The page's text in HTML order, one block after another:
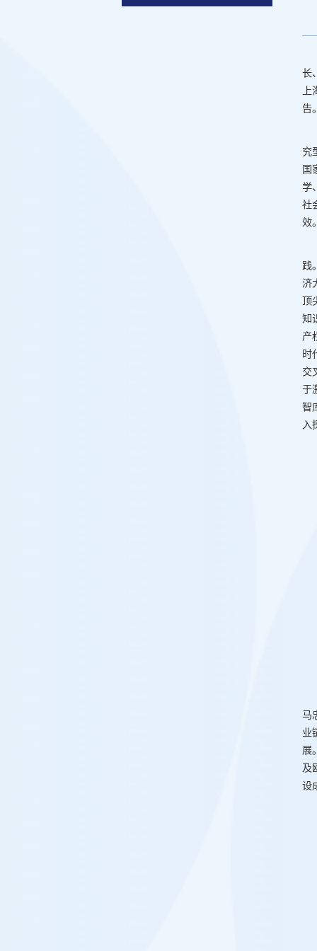
长
告
究
国
学
社
效
践
济
顶
知
产
时
交
于
智
入
马
业
展
及
设